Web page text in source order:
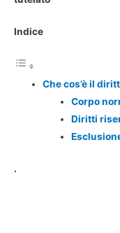
Indice
Che cos’è il
Corpo
Diritti
.